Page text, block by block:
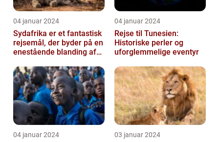
04 januar 2024
Sydafrika er et fantastisk
rejsemål, der byder på en
enestående blanding af
04 januar 2024
Rejse til Tunesien:
Historiske perler og
uforglemmelige eventyr
04 januar 2024 03 januar 2024